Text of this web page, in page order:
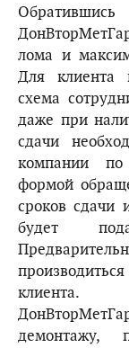
лома и
Для клиента
схема
даже при
сдачи
компании по
формой
сроков сдачи
будет
клиента.
демонтажу,